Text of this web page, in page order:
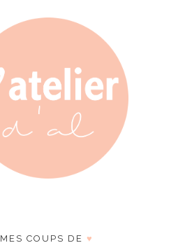
MES COUPS DE ♥